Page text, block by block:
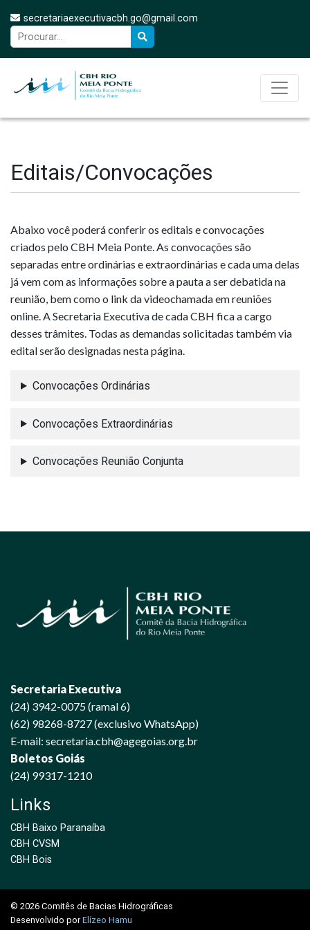
secretariaexecutivacbh.go@gmail.com
Editais/Convocações
Abaixo você poderá conferir os editais e convocações
criados pelo CBH Meia Ponte. As convocações são
separadas entre ordinárias e extraordinárias e cada uma delas
já vem com as informações sobre a pauta a ser debatida na
reunião, bem como o link da videochamada em reuniões
online. A Secretaria Executiva de cada CBH fica a cargo
desses trâmites. Todas as demandas solicitadas também via
edital serão designadas nesta página.
Convocações Ordinárias
Convocações Extraordinárias
Convocações Reunião Conjunta
Secretaria Executiva
(24) 3942-0075 (ramal 6)
(62) 98268-8727 (exclusivo WhatsApp)
E-mail: secretaria.cbh@agegoias.org.br
Boletos Goiás
(24) 99317-1210
Links
CBH Baixo Paranaíba
CBH CVSM
CBH Bois
© 2026 Comitês de Bacias Hidrográficas
Desenvolvido porElízeo Hamu